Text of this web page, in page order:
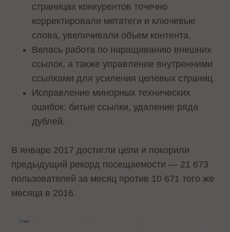
страницах конкурентов точечно
корректировали метатеги и ключевые
слова, увеличивали объем контента.
Велась работа по наращиванию внешних
ссылок, а также управление внутренними
ссылками для усиления целевых страниц.
Исправление минорных технических
ошибок: битые ссылки, удаление ряда
дублей.
В январе 2017 достигли цели и покорили
предыдущий рекорд посещаемости — 21 673
пользователей за месяц против 10 671 того же
месяца в 2016.